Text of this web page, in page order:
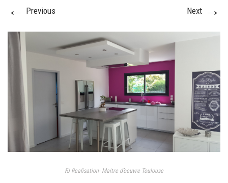
Nos prestations
← Previous Next →
FJ Realisation- Maitre d’oeuvre Toulouse